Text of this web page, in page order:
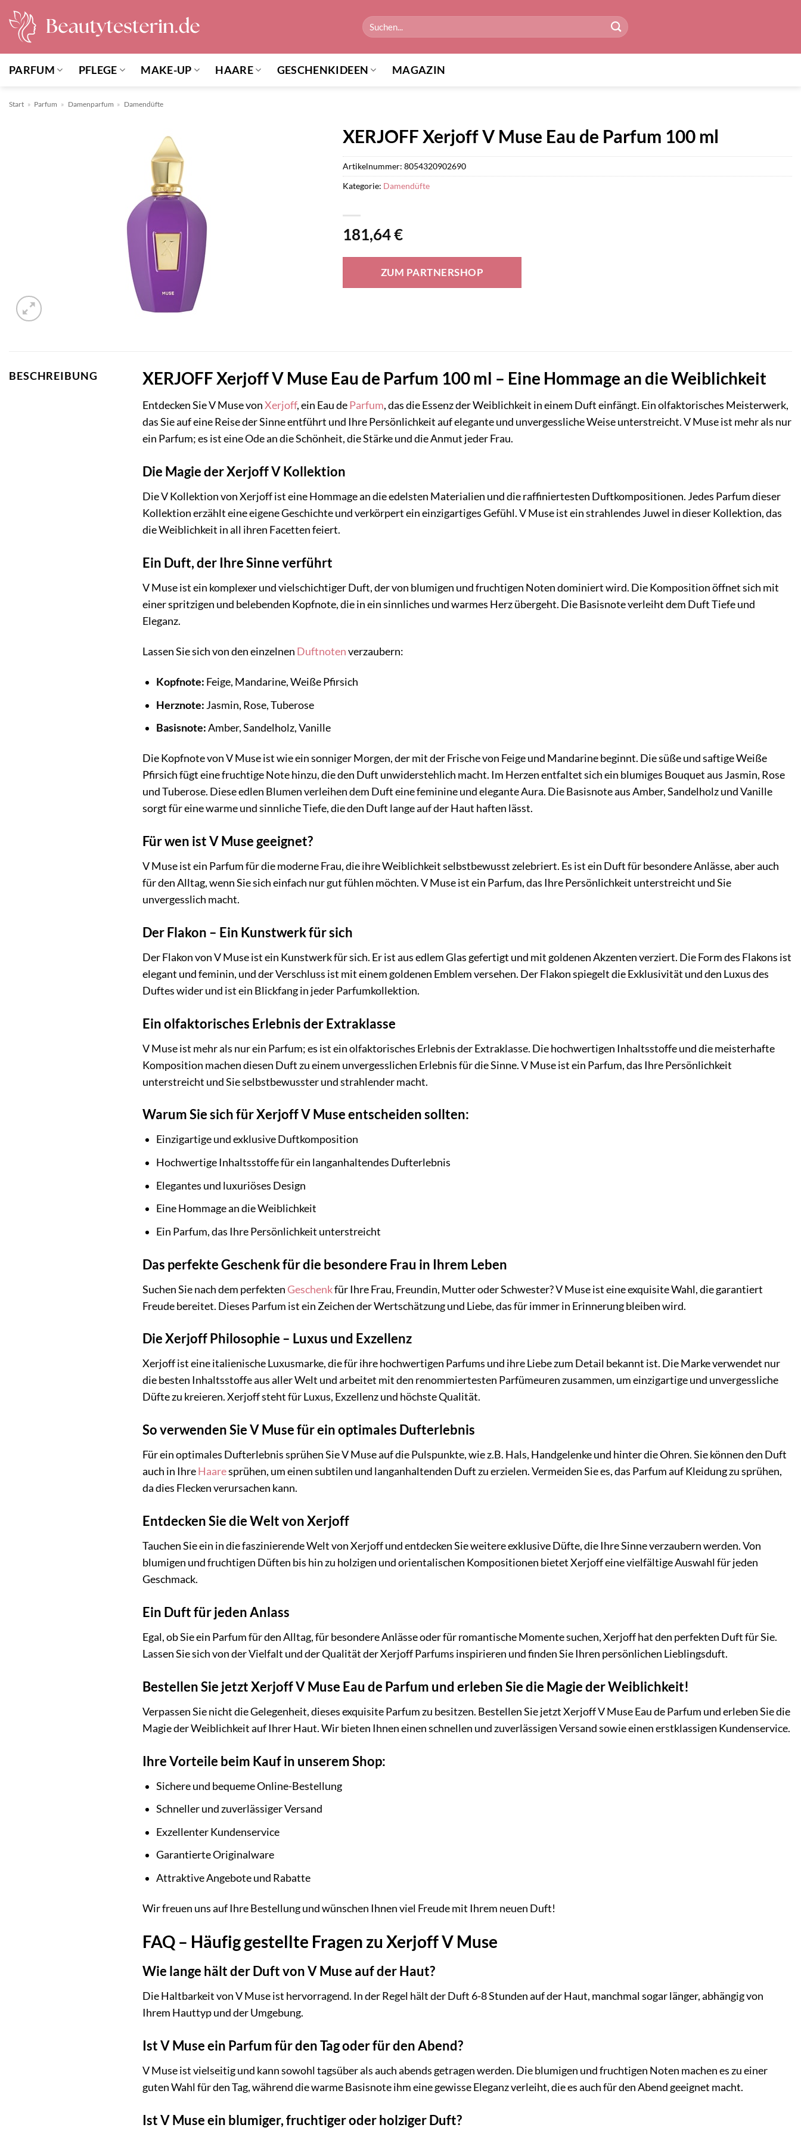
Inhalt
springen
Suchen
nach:
PARFUM PFLEGE MAKE-UP HAARE GESCHENKIDEEN MAGAZIN
Start » Parfum » Damenparfum » Damendüfte
XERJOFF Xerjoff V Muse Eau de Parfum 100 ml
181,64€
ZUM PARTNERSHOP
Artikelnummer: 8054320902690
Kategorie: Damendüfte
BESCHREIBUNG XERJOFF Xerjoff V Muse Eau de Parfum 100 ml – Eine Hommage an die Weiblichkeit
Entdecken Sie V Muse vonXerjoff, ein Eau deParfum, das die Essenz der Weiblichkeit in einem Duft einfängt. Ein olfaktorisches Meisterwerk,
das Sie auf eine Reise der Sinne entführt und Ihre Persönlichkeit auf elegante und unvergessliche Weise unterstreicht. V Muse ist mehr als nur
ein Parfum; es ist eine Ode an die Schönheit, die Stärke und die Anmut jeder Frau.
Die Magie der Xerjoff V Kollektion
Die V Kollektion von Xerjoff ist eine Hommage an die edelsten Materialien und die raffiniertesten Duftkompositionen. Jedes Parfum dieser
Kollektion erzählt eine eigene Geschichte und verkörpert ein einzigartiges Gefühl. V Muse ist ein strahlendes Juwel in dieser Kollektion, das
die Weiblichkeit in all ihren Facetten feiert.
Ein Duft, der Ihre Sinne verführt
V Muse ist ein komplexer und vielschichtiger Duft, der von blumigen und fruchtigen Noten dominiert wird. Die Komposition öffnet sich mit
einer spritzigen und belebenden Kopfnote, die in ein sinnliches und warmes Herz übergeht. Die Basisnote verleiht dem Duft Tiefe und
Eleganz.
Lassen Sie sich von den einzelnen Duftnotenverzaubern:
Kopfnote: Feige, Mandarine, Weiße Pfirsich
Herznote: Jasmin, Rose, Tuberose
Basisnote:Amber, Sandelholz, Vanille
Die Kopfnote von V Muse ist wie ein sonniger Morgen, der mit der Frische von Feige und Mandarine beginnt. Die süße und saftige Weiße
Pfirsich fügt eine fruchtige Note hinzu, die den Duft unwiderstehlich macht. Im Herzen entfaltet sich ein blumiges Bouquet aus Jasmin, Rose
und Tuberose. Diese edlen Blumen verleihen dem Duft eine feminine und elegante Aura. Die Basisnote aus Amber, Sandelholz und Vanille
sorgt für eine warme und sinnliche Tiefe, die den Duft lange auf der Haut haften lässt.
Für wen ist V Muse geeignet?
V Muse ist ein Parfum für die moderne Frau, die ihre Weiblichkeit selbstbewusst zelebriert. Es ist ein Duft für besondere Anlässe, aber auch
für den Alltag, wenn Sie sich einfach nur gut fühlen möchten. V Muse ist ein Parfum, das Ihre Persönlichkeit unterstreicht und Sie
unvergesslich macht.
Der Flakon – Ein Kunstwerk für sich
Der Flakon von V Muse ist ein Kunstwerk für sich. Er ist aus edlem Glas gefertigt und mit goldenen Akzenten verziert. Die Form des Flakons ist
elegant und feminin, und der Verschluss ist mit einem goldenen Emblem versehen. Der Flakon spiegelt die Exklusivität und den Luxus des
Duftes wider und ist ein Blickfang in jeder Parfumkollektion.
Ein olfaktorisches Erlebnis der Extraklasse
V Muse ist mehr als nur ein Parfum; es ist ein olfaktorisches Erlebnis der Extraklasse. Die hochwertigen Inhaltsstoffe und die meisterhafte
Komposition machen diesen Duft zu einem unvergesslichen Erlebnis für die Sinne. V Muse ist ein Parfum, das Ihre Persönlichkeit
unterstreicht und Sie selbstbewusster und strahlender macht.
Warum Sie sich für Xerjoff V Muse entscheiden sollten:
Einzigartige und exklusive Duftkomposition
Hochwertige Inhaltsstoffe für ein langanhaltendes Dufterlebnis
Elegantes und luxuriöses Design
Eine Hommage an die Weiblichkeit
Ein Parfum, das Ihre Persönlichkeit unterstreicht
Das perfekte Geschenk für die besondere Frau in Ihrem Leben
Suchen Sie nach dem perfektenGeschenkfür Ihre Frau, Freundin, Mutter oder Schwester? V Muse ist eine exquisite Wahl, die garantiert
Freude bereitet. Dieses Parfum ist ein Zeichen der Wertschätzung und Liebe, das für immer in Erinnerung bleiben wird.
Die Xerjoff Philosophie – Luxus und Exzellenz
Xerjoff ist eine italienische Luxusmarke, die für ihre hochwertigen Parfums und ihre Liebe zum Detail bekannt ist. Die Marke verwendet nur
die besten Inhaltsstoffe aus aller Welt und arbeitet mit den renommiertesten Parfümeuren zusammen, um einzigartige und unvergessliche
Düfte zu kreieren. Xerjoff steht für Luxus, Exzellenz und höchste Qualität.
So verwenden Sie V Muse für ein optimales Dufterlebnis
Für ein optimales Dufterlebnis sprühen Sie V Muse auf die Pulspunkte, wie z.B. Hals, Handgelenke und hinter die Ohren. Sie können den Duft
auch in IhreHaaresprühen, um einen subtilen und langanhaltenden Duft zu erzielen. Vermeiden Sie es, das Parfum auf Kleidung zu sprühen,
da dies Flecken verursachen kann.
Entdecken Sie die Welt von Xerjoff
Tauchen Sie ein in die faszinierende Welt von Xerjoff und entdecken Sie weitere exklusive Düfte, die Ihre Sinne verzaubern werden. Von
blumigen und fruchtigen Düften bis hin zu holzigen und orientalischen Kompositionen bietet Xerjoff eine vielfältige Auswahl für jeden
Geschmack.
Ein Duft für jeden Anlass
Egal, ob Sie ein Parfum für den Alltag, für besondere Anlässe oder für romantische Momente suchen, Xerjoff hat den perfekten Duft für Sie.
Lassen Sie sich von der Vielfalt und der Qualität der Xerjoff Parfums inspirieren und finden Sie Ihren persönlichen Lieblingsduft.
Bestellen Sie jetzt Xerjoff V Muse Eau de Parfum und erleben Sie die Magie der Weiblichkeit!
Verpassen Sie nicht die Gelegenheit, dieses exquisite Parfum zu besitzen. Bestellen Sie jetzt Xerjoff V Muse Eau de Parfum und erleben Sie die
Magie der Weiblichkeit auf Ihrer Haut. Wir bieten Ihnen einen schnellen und zuverlässigen Versand sowie einen erstklassigen Kundenservice.
Ihre Vorteile beim Kauf in unserem Shop:
Sichere und bequeme Online-Bestellung
Schneller und zuverlässiger Versand
Exzellenter Kundenservice
Garantierte Originalware
Attraktive Angebote und Rabatte
Wir freuen uns auf Ihre Bestellung und wünschen Ihnen viel Freude mit Ihrem neuen Duft!
FAQ – Häufig gestellte Fragen zu Xerjoff V Muse
Wie lange hält der Duft von V Muse auf der Haut?
Die Haltbarkeit von V Muse ist hervorragend. In der Regel hält der Duft 6-8 Stunden auf der Haut, manchmal sogar länger, abhängig von
Ihrem Hauttyp und der Umgebung.
Ist V Muse ein Parfum für den Tag oder für den Abend?
V Muse ist vielseitig und kann sowohl tagsüber als auch abends getragen werden. Die blumigen und fruchtigen Noten machen es zu einer
guten Wahl für den Tag, während die warme Basisnote ihm eine gewisse Eleganz verleiht, die es auch für den Abend geeignet macht.
Ist V Muse ein blumiger, fruchtiger oder holziger Duft?